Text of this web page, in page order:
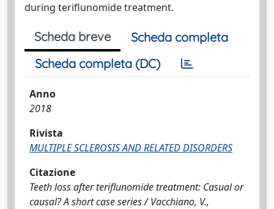
during teriflunomide treatment.
Scheda breve
Scheda completa
Scheda completa (DC)
Anno
2018
Rivista
MULTIPLE SCLEROSIS AND RELATED DISORDERS
Citazione
Teeth loss after teriflunomide treatment: Casual or
causal? A short case series / Vacchiano, V.,